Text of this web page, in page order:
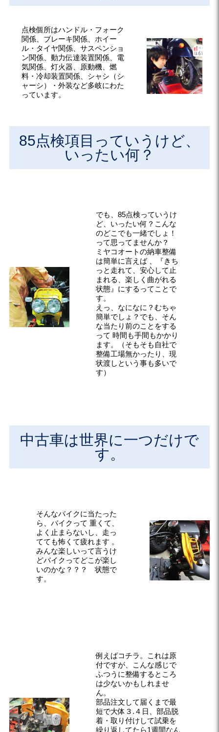
点検個所はハンドル・フォーク
関係、ブレーキ関係、ホイー
ル・タイヤ関係、サスペンショ
ン関係、動力伝達装置関係、電
気関係、灯火器、原動機、燃
料・冷却装置関係、シャシ（シ
ャーシ）・外装など多岐にわた
っています。
85点検項目っていうけど、
いったい何？
でも、85点検っていうけ
ど、いったい何？こんな
のどこでも一緒でしょ！
って思ってませんか？
ミヤコオートの納車整備
は簡単に言えば 、『きち
っと走れて、安心して止
まれる、楽しく曲がれる
状態』にするってことで
す。
えっ、なになに？むちゃ
簡単でしょ？でも、そん
な当たり前のことをする
って 時間も手間もかかり
ます。（そもそも自社で
整備工場無かったり、現
状渡しという事も多いで
す）
中古車は世界に一つだけで
す。
そんなバイクに当たった
ら、バイクって 重くて、
よく止まらないし、走っ
てても怖くて疲れます 。
みんな楽しいって言うけ
どバイクってどこが楽し
いのかな？？？ 状態で
す。
例えばコチラ。これは原
付ですが、こんな感じで
ふつうに整備するところ
は少ないかもしれませ
ん。
部品注文して届くまで最
短で大体３.４日、部品脱
着・取り付けして試乗を
繰り返してたら1週間なん